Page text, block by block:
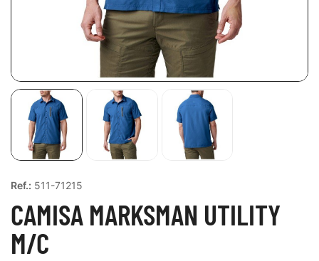
Ref.: 511-71215
CAMISA MARKSMAN UTILITY
M/C